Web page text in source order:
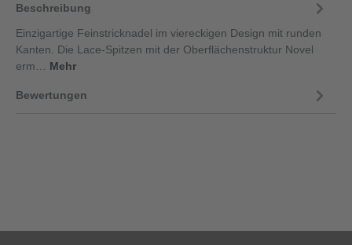
Beschreibung
Einzigartige Feinstricknadel im viereckigen Design mit runden
Kanten. Die Lace-Spitzen mit der Oberflächenstruktur Novel
erm… Mehr
Bewertungen